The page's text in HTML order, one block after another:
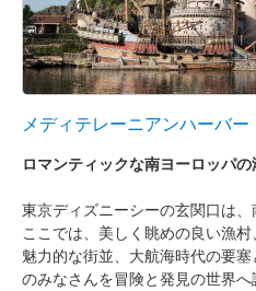
メディテレーニアンハーバー
ロマンティックな南ヨーロッパの
東京ディズニーシーの玄関口は、
ここでは、美しく眺めの良い漁
魅力的な街並、大航海時代の要
のみなさんを冒険と発見の世界へ